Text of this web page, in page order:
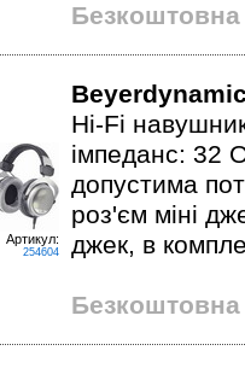
Безкоштовна
Артикул:
254604
Hi-Fi
імпеданс: 32
допустима
роз'єм міні
джек, в
Безкоштовна